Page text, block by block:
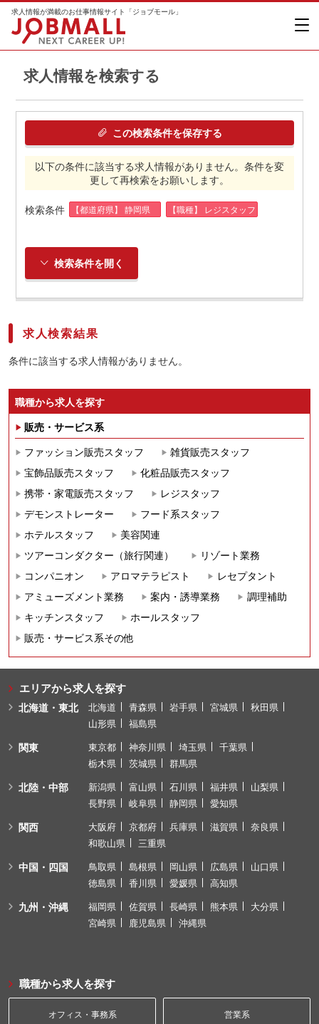
求人情報が満載のお仕事情報サイト「ジョブモール」
求人情報を検索する
この検索条件を保存する
以下の条件に該当する求人情報がありません。条件を変
更して再検索をお願いします。
検索条件 【都道府県】 静岡県 【職種】 レジスタッフ
検索条件を開く
求人検索結果
条件に該当する求人情報がありません。
職種から求人を探す
販売・サービス系
ファッション販売スタッフ
雑貨販売スタッフ
宝飾品販売スタッフ
化粧品販売スタッフ
携帯・家電販売スタッフ
レジスタッフ
デモンストレーター
フード系スタッフ
ホテルスタッフ
美容関連
ツアーコンダクター（旅行関連）
リゾート業務
コンパニオン
アロマテラピスト
レセプタント
アミューズメント業務
案内・誘導業務
調理補助
キッチンスタッフ
ホールスタッフ
販売・サービス系その他
エリアから求人を探す
北海道・東北 北海道 青森県 岩手県 宮城県
秋田県
山形県
福島県
関東 東京都 神奈川県 埼玉県
千葉県
栃木県
茨城県 群馬県
北陸・中部 新潟県 富山県 石川県 福井県
山梨県
長野県
岐阜県 静岡県 愛知県
関西 大阪府 京都府 兵庫県 滋賀県
奈良県
和歌山県
三重県
中国・四国 鳥取県 島根県 岡山県 広島県
山口県
徳島県
香川県 愛媛県 高知県
九州・沖縄 福岡県 佐賀県 長崎県 熊本県
大分県
宮崎県
鹿児島県 沖縄県
職種から求人を探す
オフィス・事務系 営業系